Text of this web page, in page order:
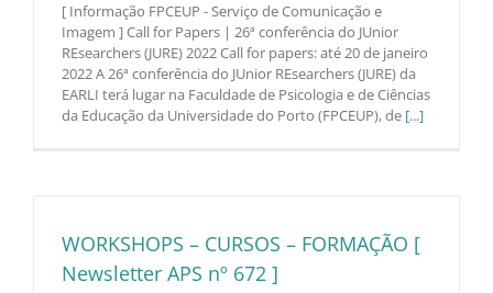
[ Informação FPCEUP - Serviço de Comunicação e
Imagem ] Call for Papers | 26ª conferência do JUnior
REsearchers (JURE) 2022 Call for papers: até 20 de janeiro
2022 A 26ª conferência do JUnior REsearchers (JURE) da
EARLI terá lugar na Faculdade de Psicologia e de Ciências
da Educação da Universidade do Porto (FPCEUP), de [...]
WORKSHOPS – CURSOS – FORMAÇÃO [
Newsletter APS nº 672 ]